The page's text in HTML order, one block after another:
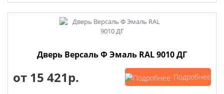
Дверь Версаль Ф Эмаль RAL 9010 ДГ
от 15 421р. Подробнее